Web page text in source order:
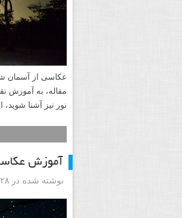
عکاسی از آسمان
مقاله، به آموزش
نور نیز آشنا
آموزش
نوشته شده در ۲۸ شهریور ۱۳۹۷